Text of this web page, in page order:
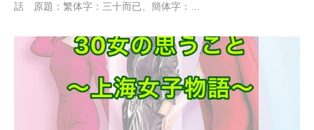
話 原題：繁体字：三十而已、簡体字：…